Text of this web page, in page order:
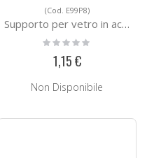
(Cod. E99P8)
Supporto per vetro in acciaio E99P8
Rating:
0%
1,15 €
Non Disponibile